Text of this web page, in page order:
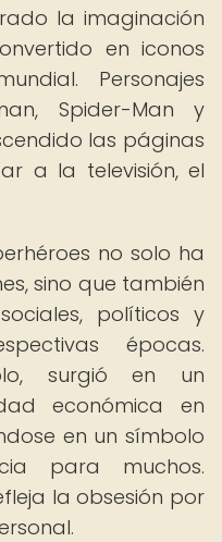
la imaginación
en iconos
Personajes
Spider-Man y
las páginas
a la televisión, el
no solo ha
sino que también
políticos y
épocas.
surgió en un
económica en
en un símbolo
para muchos.
la obsesión por